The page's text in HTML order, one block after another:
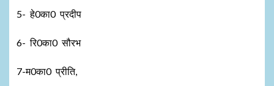
5- हे0का0 प्रदीप
6- रि0का0 सौरभ
7-म0का0 प्रीति,